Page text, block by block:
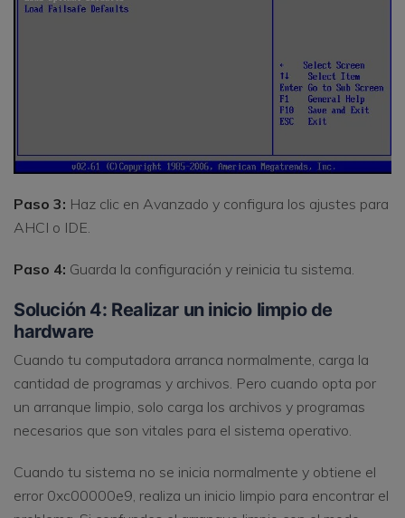
Paso 3: Haz clic en Avanzado y configura los ajustes para
AHCI o IDE.
Paso 4: Guarda la configuración y reinicia tu sistema.
Solución 4: Realizar un inicio limpio de
hardware
Cuando tu computadora arranca normalmente, carga la
cantidad de programas y archivos. Pero cuando opta por
un arranque limpio, solo carga los archivos y programas
necesarios que son vitales para el sistema operativo.
Cuando tu sistema no se inicia normalmente y obtiene el
error 0xc00000e9, realiza un inicio limpio para encontrar el